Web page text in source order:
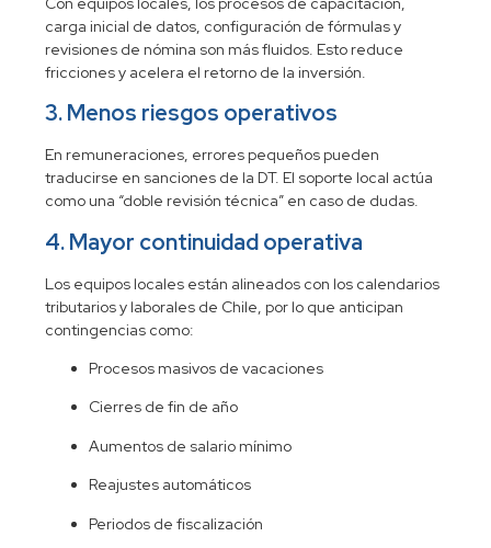
carga inicial de datos, configuración de fórmulas y
revisiones de nómina son más fluidos. Esto reduce
fricciones y acelera el retorno de la inversión.
3. Menos riesgos operativos
En remuneraciones, errores pequeños pueden
traducirse en sanciones de la DT. El soporte local actúa
como una “doble revisión técnica” en caso de dudas.
4. Mayor continuidad operativa
Los equipos locales están alineados con los calendarios
tributarios y laborales de Chile, por lo que anticipan
contingencias como:
Procesos masivos de vacaciones
Cierres de fin de año
Aumentos de salario mínimo
Reajustes automáticos
Periodos de fiscalización